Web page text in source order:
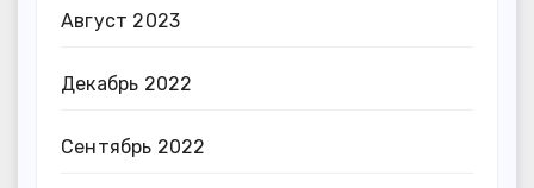
Август 2023
Декабрь 2022
Сентябрь 2022